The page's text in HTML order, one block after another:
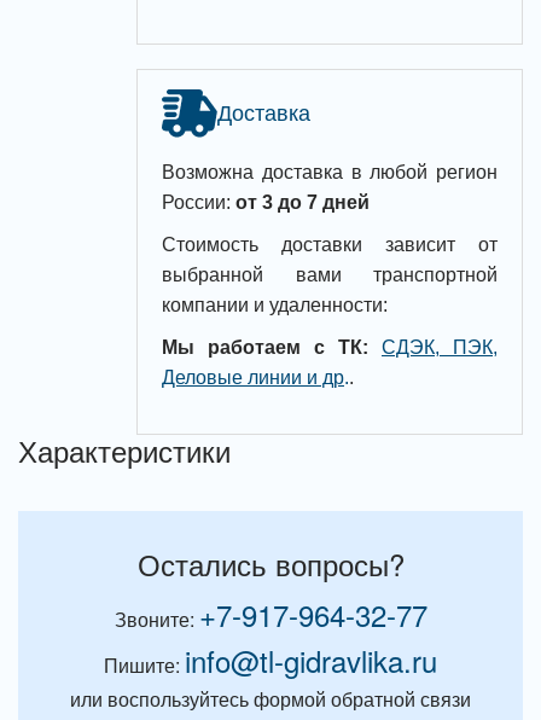
Доставка
Возможна доставка в любой регион
России: от 3 до 7 дней
Стоимость доставки зависит от
выбранной вами транспортной
компании и удаленности:
Мы работаем с ТК:
СДЭК, ПЭК,
Деловые линии и др..
Характеристики
Остались вопросы?
Звоните: +7-917-964-32-77
Пишите: info@tl-gidravlika.ru
или воспользуйтесь формой обратной связи